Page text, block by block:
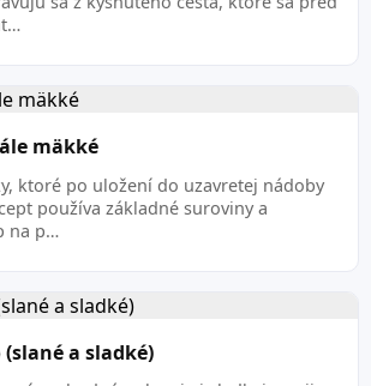
mäkké
ktoré po uložení do uzavretej nádoby
používa základné suroviny a
na p…
a sladké)